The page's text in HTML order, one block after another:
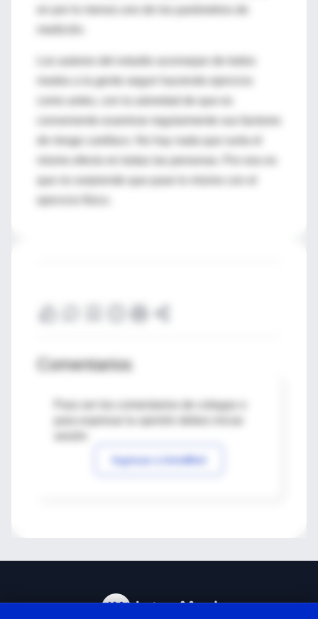
modos a la gente seguir haciendo ejercicio
conveniente examinar regularmente sus factores
de riesgo cardíaco. No hay nada que surta el
Comentarios
Para ver los comentarios de colegas o
Ingresar a IntraMed